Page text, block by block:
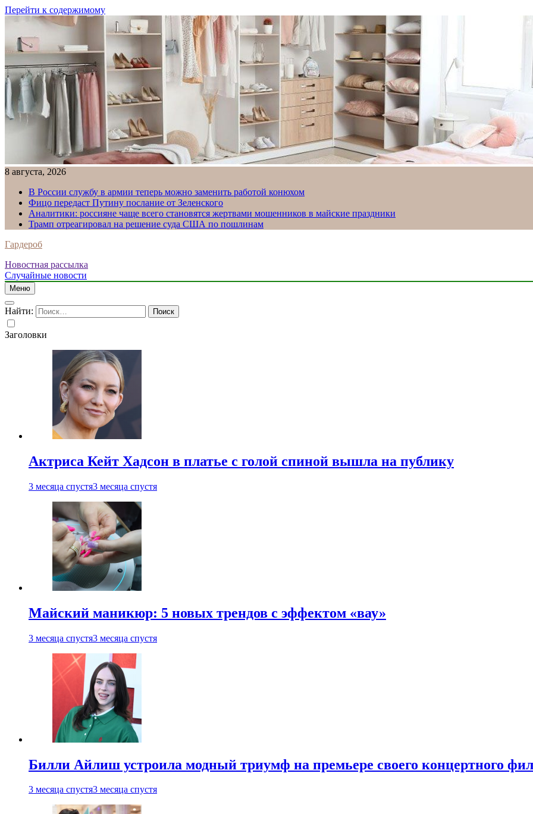
Перейти к содержимому
8 августа, 2026
В России службу в армии теперь можно заменить работой конюхом
Фицо передаст Путину послание от Зеленского
Аналитики: россияне чаще всего становятся жертвами мошенников в майские праздники
Трамп отреагировал на решение суда США по пошлинам
Гардероб
Новостная рассылка
Случайные новости
Меню
Найти:
Заголовки
Актриса Кейт Хадсон в платье с голой спиной вышла на публику
3 месяца спустя3 месяца спустя
Майский маникюр: 5 новых трендов с эффектом «вау»
3 месяца спустя3 месяца спустя
Билли Айлиш устроила модный триумф на премьере своего концертного
3 месяца спустя3 месяца спустя